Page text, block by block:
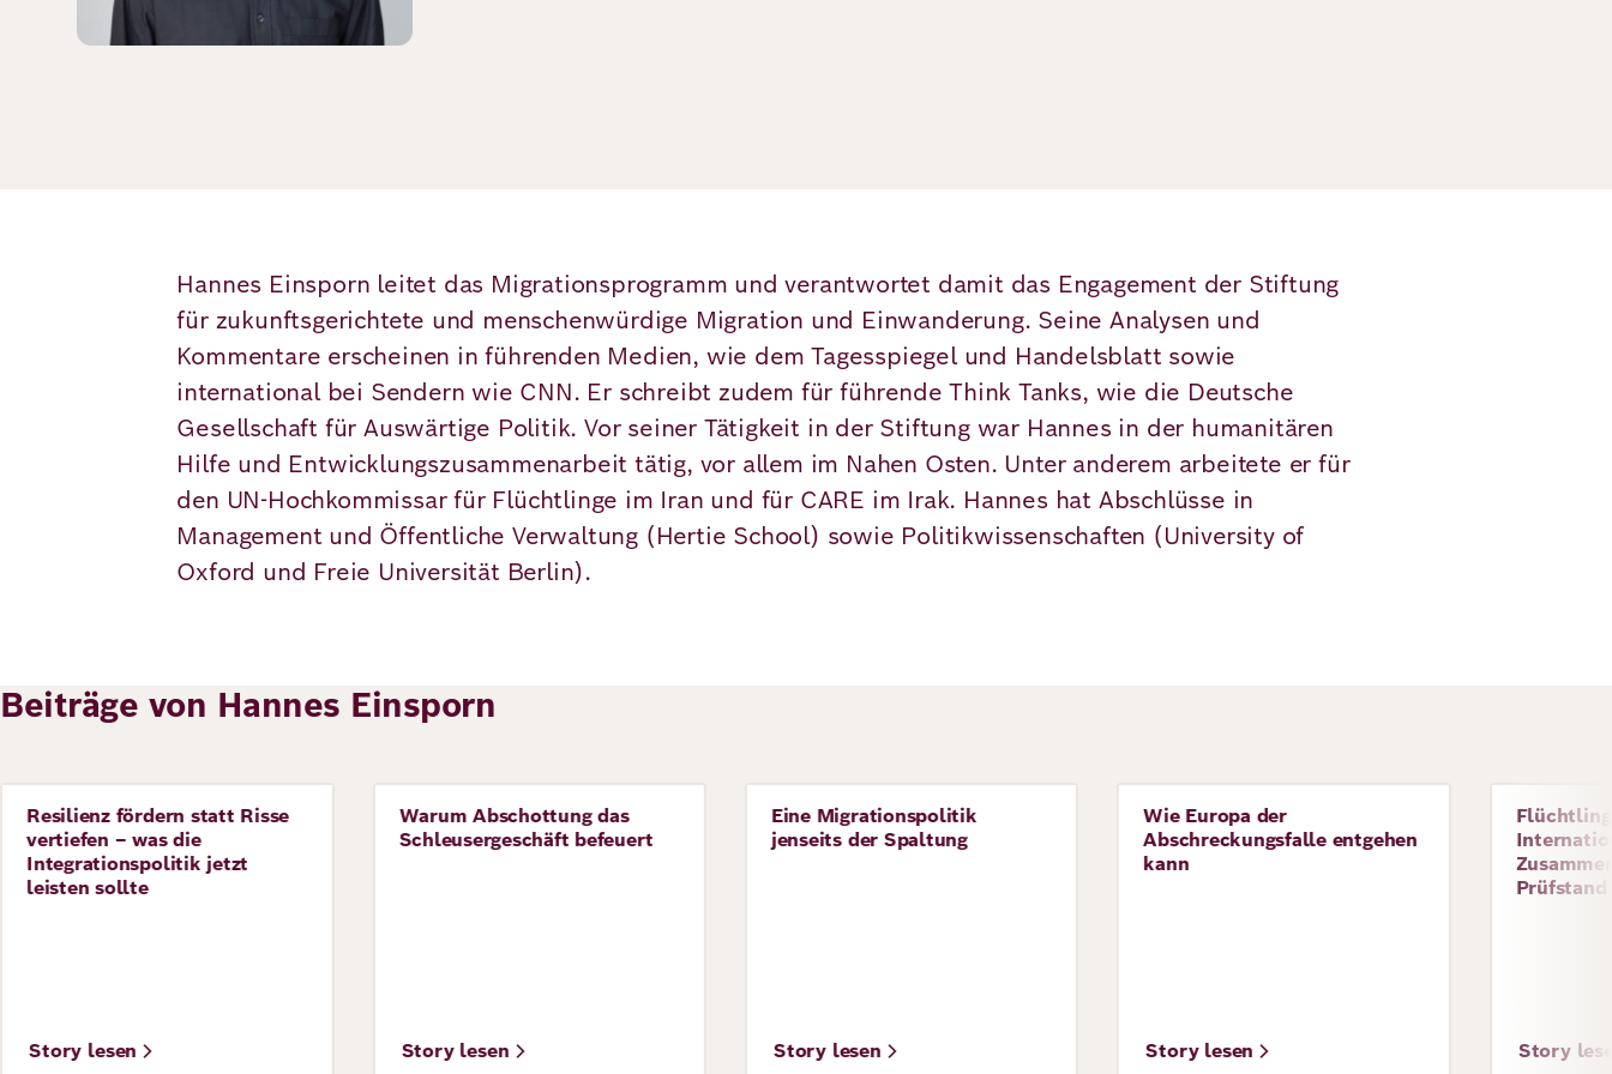
Karriere
Veranstaltungen
Academy
Jahresbericht
Demokratie
Ukraine
Hannes Einsporn leitet das Migrationsprogramm und verantwortet damit das Engagement der Stiftung
für zukunftsgerichtete und menschenwürdige Migration und Einwanderung. Seine Analysen und
Kommentare erscheinen in führenden Medien, wie dem Tagesspiegel und Handelsblatt sowie
international bei Sendern wie CNN. Er schreibt zudem für führende Think Tanks, wie die Deutsche
Gesellschaft für Auswärtige Politik. Vor seiner Tätigkeit in der Stiftung war Hannes in der humanitären
Hilfe und Entwicklungszusammenarbeit tätig, vor allem im Nahen Osten. Unter anderem arbeitete er für
den UN-Hochkommissar für Flüchtlinge im Iran und für CARE im Irak. Hannes hat Abschlüsse in
Management und Öffentliche Verwaltung (Hertie School) sowie Politikwissenschaften (University of
Oxford und Freie Universität Berlin).
Beiträge von Hannes Einsporn
Story
Resilienz fördern statt Risse
vertiefen – was die
Integrationspolitik jetzt
leisten sollte
Story lesen
Story
Warum Abschottung das
Schleusergeschäft befeuert
Story lesen
Story
Eine Migrationspolitik
jenseits der Spaltung
Story lesen
Story
Wie Europa der
Abschreckungsfalle entgehen
kann
Story lesen
Story
Prüfstand
Story